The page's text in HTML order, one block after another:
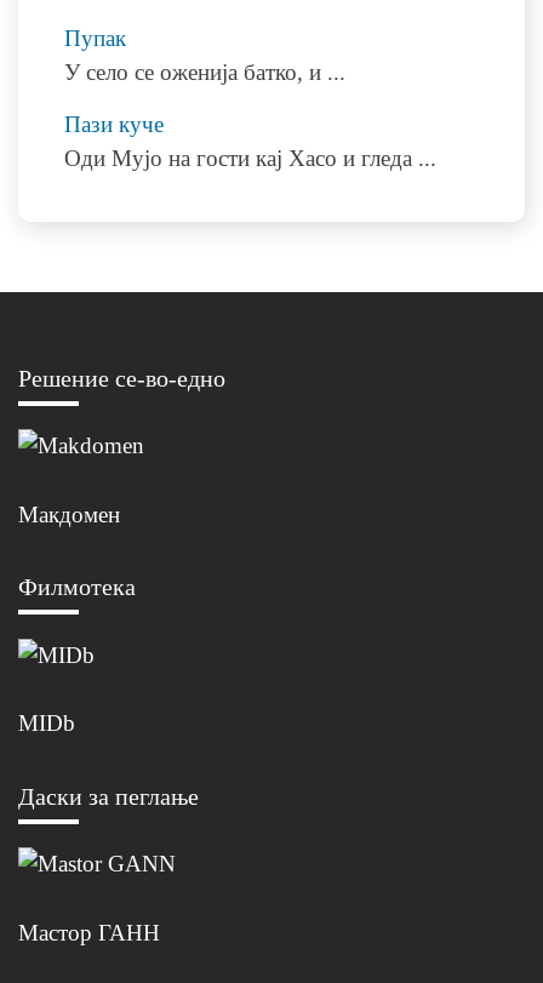
Пупак
У село се оженија батко, и ...
Пази куче
Оди Мујо на гости кај Хасо и гледа ...
Решение се-во-едно
Макдомен
Филмотека
MIDb
Даски за пеглање
Мастор ГАНН